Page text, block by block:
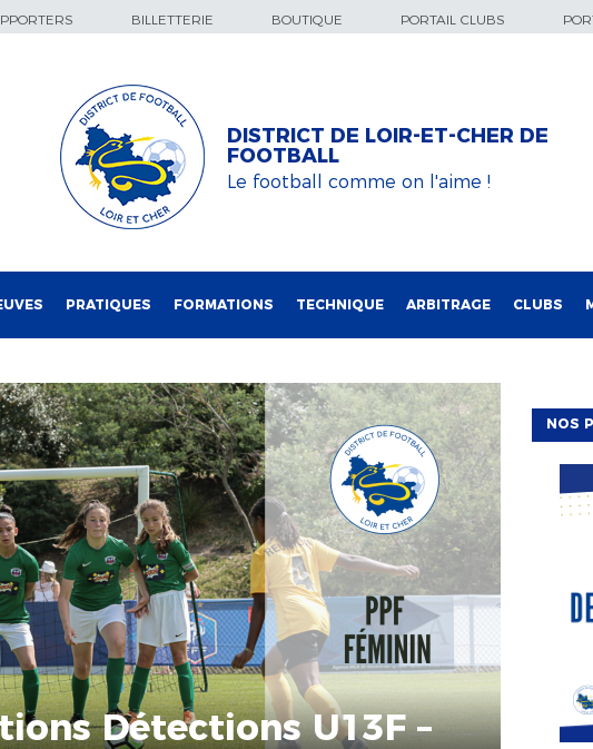
BILLETTERIE BOUTIQUE PORTAIL CLUBS
DISTRICT DE LOIR-ET-CHER DE
FOOTBALL
Le football comme on l'aime !
PRATIQUES FORMATIONS TECHNIQUE ARBITRAGE CLUBS
Détections U13F –
NOS